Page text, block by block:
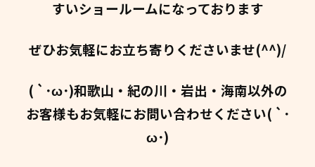
すいショールームになっております
ぜひお気軽にお立ち寄りくださいませ(^^)/
( `･ω･)和歌山・紀の川・岩出・海南以外の
お客様もお気軽にお問い合わせください( `･
ω･)